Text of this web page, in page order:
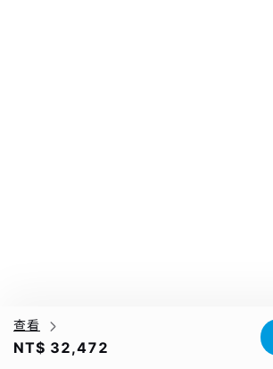
查看
NT$ 32,472